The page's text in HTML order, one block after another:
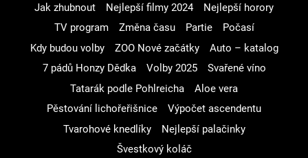
Jak zhubnout Nejlepší filmy 2024
Nejlepší horory
TV program
Změna času Partie
Počasí
Kdy budou volby
ZOO Nové začátky
Auto – katalog
7 pádů Honzy Dědka
Volby 2025
Svařené víno
Tatarák podle Pohlreicha
Aloe vera
Pěstování lichořeřišnice
Výpočet ascendentu
Tvarohové knedlíky
Nejlepší palačinky
Švestkový koláč